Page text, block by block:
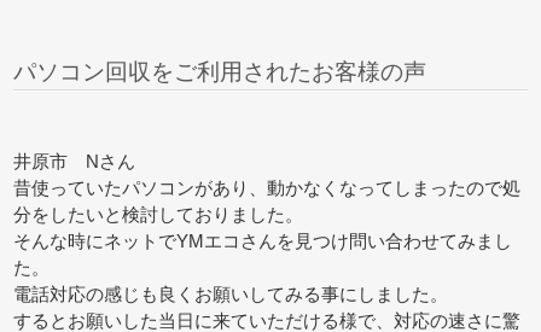
パソコン回収をご利用されたお客様の声
井原市 Nさん
昔使っていたパソコンがあり、動かなくなってしまったので処
分をしたいと検討しておりました。
そんな時にネットでYMエコさんを見つけ問い合わせてみまし
た。
電話対応の感じも良くお願いしてみる事にしました。
するとお願いした当日に来ていただける様で、対応の速さに驚